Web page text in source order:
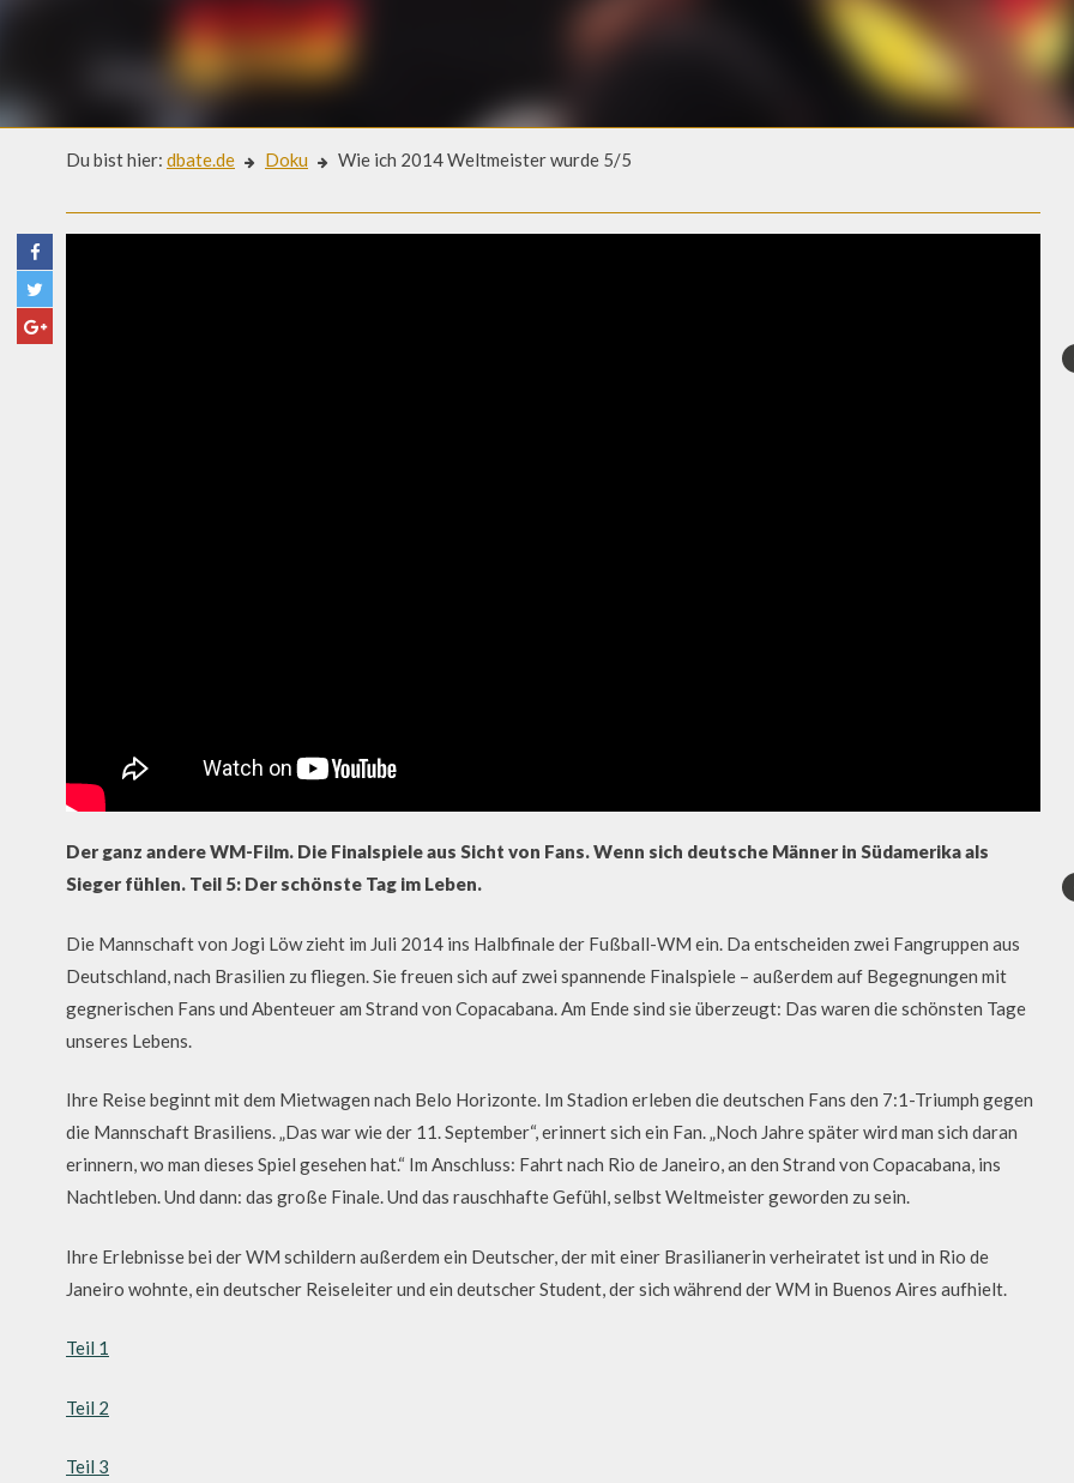
Du bist hier: dbate.de Doku Wie ich 2014 Weltmeister wurde 5/5
Der ganz andere WM-Film. Die Finalspiele aus Sicht von Fans. Wenn sich deutsche Männer in Südamerika als
Sieger fühlen. Teil 5: Der schönste Tag im Leben.
Die Mannschaft von Jogi Löw zieht im Juli 2014 ins Halbfinale der Fußball-WM ein. Da entscheiden zwei Fangruppen aus
Deutschland, nach Brasilien zu fliegen. Sie freuen sich auf zwei spannende Finalspiele – außerdem auf Begegnungen mit
gegnerischen Fans und Abenteuer am Strand von Copacabana. Am Ende sind sie überzeugt: Das waren die schönsten Tage
unseres Lebens.
Ihre Reise beginnt mit dem Mietwagen nach Belo Horizonte. Im Stadion erleben die deutschen Fans den 7:1-Triumph gegen
die Mannschaft Brasiliens. „Das war wie der 11. September“, erinnert sich ein Fan. „Noch Jahre später wird man sich daran
erinnern, wo man dieses Spiel gesehen hat.“ Im Anschluss: Fahrt nach Rio de Janeiro, an den Strand von Copacabana, ins
Nachtleben. Und dann: das große Finale. Und das rauschhafte Gefühl, selbst Weltmeister geworden zu sein.
Ihre Erlebnisse bei der WM schildern außerdem ein Deutscher, der mit einer Brasilianerin verheiratet ist und in Rio de
Janeiro wohnte, ein deutscher Reiseleiter und ein deutscher Student, der sich während der WM in Buenos Aires aufhielt.
Teil 1
Teil 2
Teil 3